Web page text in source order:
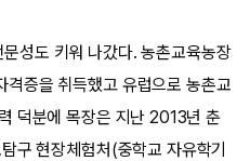
성도 키워 나갔다. 농촌교육농장
증을 취득했고 유럽으로 농촌교
덕분에 목장은 지난 2013년 춘
구 현장체험처(중학교 자유학기